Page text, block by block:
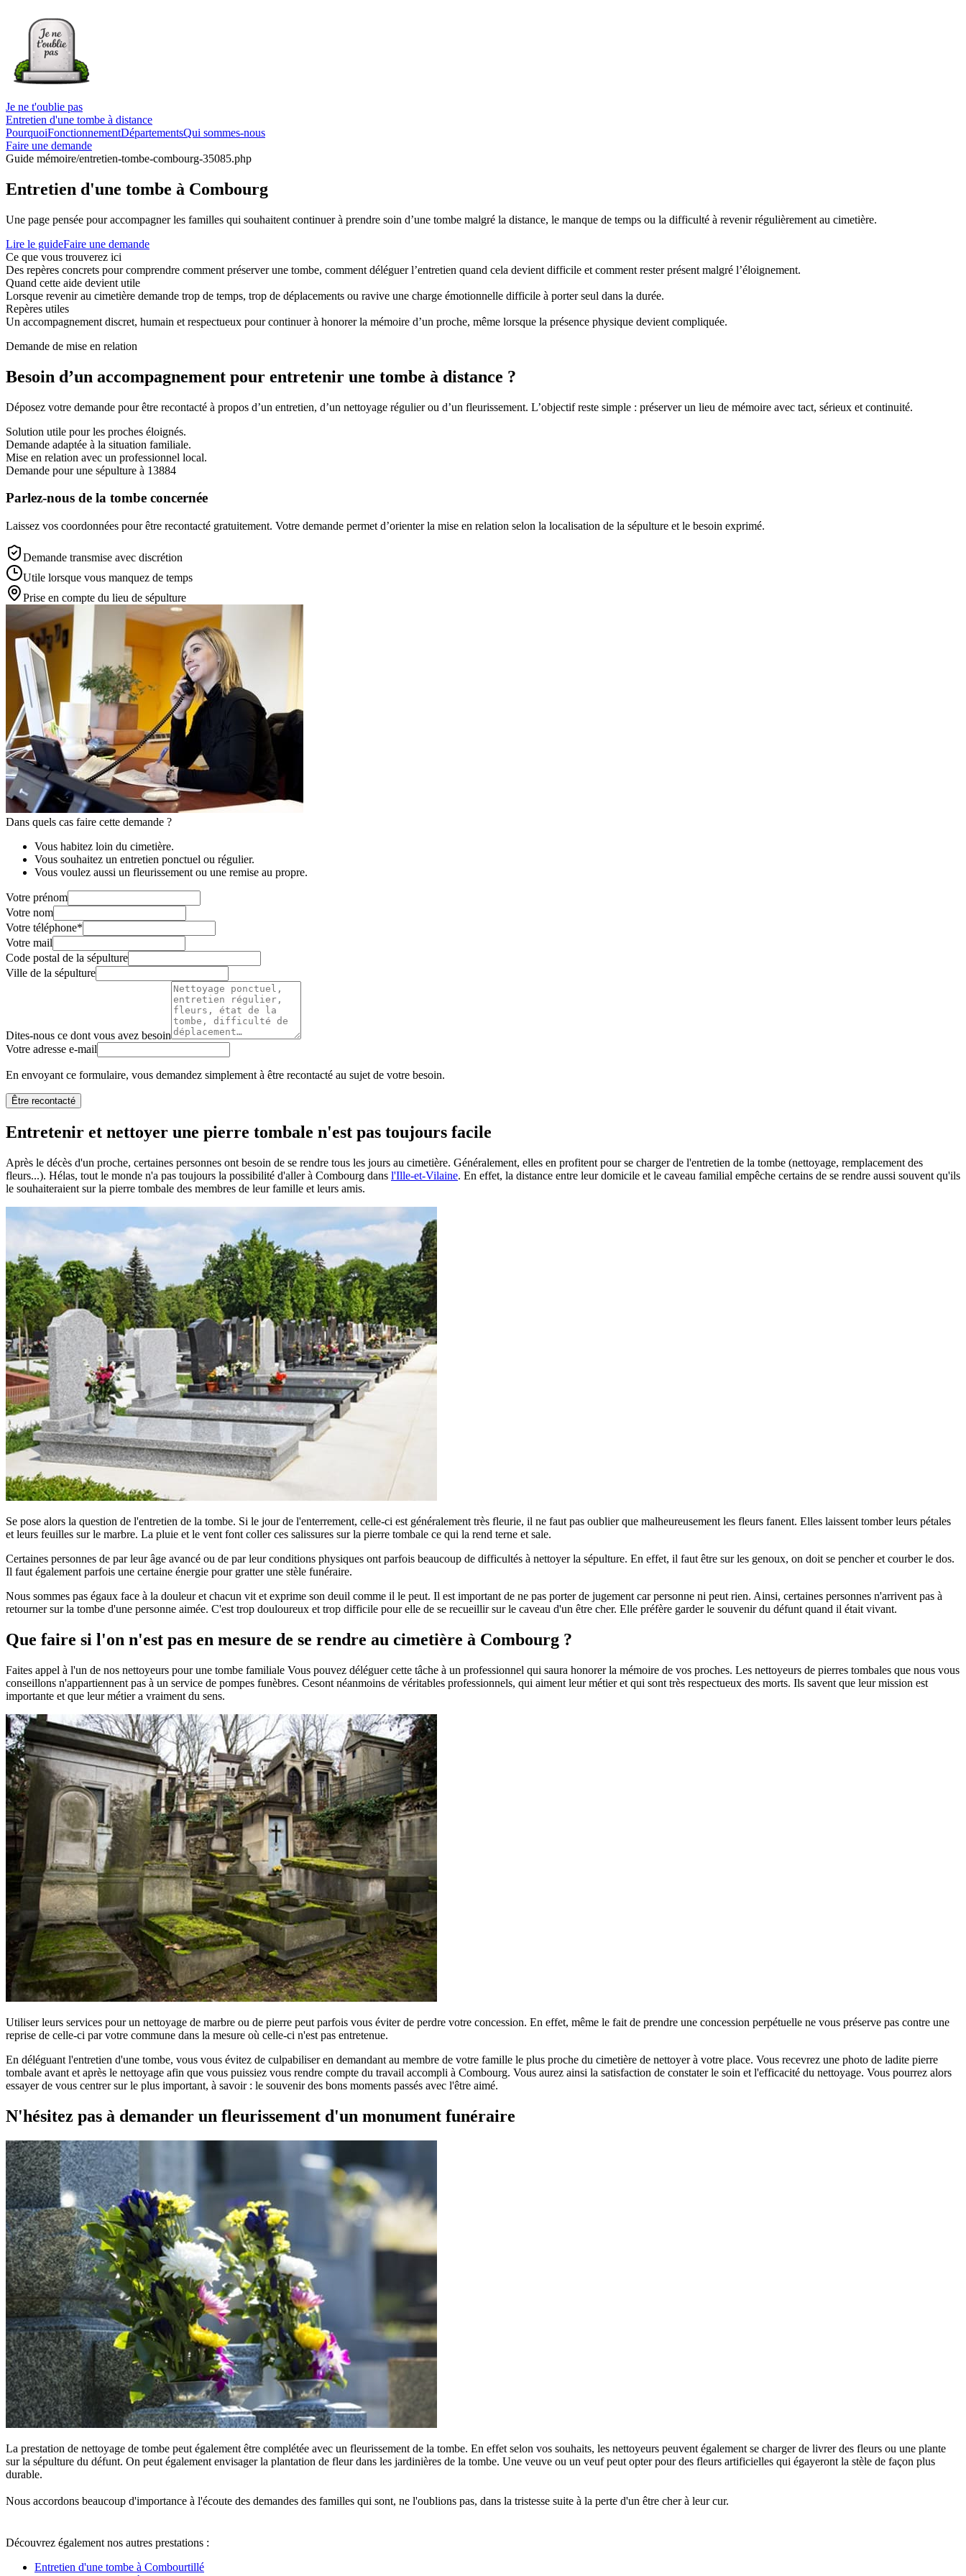
Je ne t'oublie pas
Entretien d'une tombe à distance
PourquoiFonctionnementDépartementsQui sommes-nous
Faire une demande
Guide mémoire/entretien-tombe-combourg-35085.php
Entretien d'une tombe à Combourg
Une page pensée pour accompagner les familles qui souhaitent continuer à prendre soin d’une tombe malgré la distance, le manque de temps ou la difficulté à revenir régulièrement au cimetière.
Lire le guideFaire une demande
Ce que vous trouverez ici
Des repères concrets pour comprendre comment préserver une tombe, comment déléguer l’entretien quand cela devient difficile et comment rester présent malgré l’éloignement.
Quand cette aide devient utile
Lorsque revenir au cimetière demande trop de temps, trop de déplacements ou ravive une charge émotionnelle difficile à porter seul dans la durée.
Repères utiles
Un accompagnement discret, humain et respectueux pour continuer à honorer la mémoire d’un proche, même lorsque la présence physique devient compliquée.
Demande de mise en relation
Besoin d’un accompagnement pour entretenir une tombe à distance ?
Déposez votre demande pour être recontacté à propos d’un entretien, d’un nettoyage régulier ou d’un fleurissement. L’objectif reste simple : préserver un lieu de mémoire avec tact, sérieux et continuité.
Solution utile pour les proches éloignés.
Demande adaptée à la situation familiale.
Mise en relation avec un professionnel local.
Demande pour une sépulture à 13884
Parlez-nous de la tombe concernée
Laissez vos coordonnées pour être recontacté gratuitement. Votre demande permet d’orienter la mise en relation selon la localisation de la sépulture et le besoin exprimé.
Demande transmise avec discrétion
Utile lorsque vous manquez de temps
Prise en compte du lieu de sépulture
Dans quels cas faire cette demande ?
Vous habitez loin du cimetière.
Vous souhaitez un entretien ponctuel ou régulier.
Vous voulez aussi un fleurissement ou une remise au propre.
Votre prénom
Votre nom
Votre téléphone*
Votre mail
Code postal de la sépulture
Ville de la sépulture
Dites-nous ce dont vous avez besoin
Votre adresse e-mail
En envoyant ce formulaire, vous demandez simplement à être recontacté au sujet de votre besoin.
Être recontacté
Entretenir et nettoyer une pierre tombale n'est pas toujours facile
Après le décès d'un proche, certaines personnes ont besoin de se rendre tous les jours au cimetière. Généralement, elles en profitent pour se charger de l'entretien de la tombe (nettoyage, remplacement des
fleurs...). Hélas, tout le monde n'a pas toujours la possibilité d'aller à Combourg dans l'Ille-et-Vilaine. En effet, la distance entre leur domicile et le caveau familial empêche certains de se rendre aussi souvent qu'ils
le souhaiteraient sur la pierre tombale des membres de leur famille et leurs amis.
Se pose alors la question de l'entretien de la tombe. Si le jour de l'enterrement, celle-ci est généralement très fleurie, il ne faut pas oublier que malheureusement les fleurs fanent. Elles laissent tomber leurs pétales
et leurs feuilles sur le marbre. La pluie et le vent font coller ces salissures sur la pierre tombale ce qui la rend terne et sale.
Certaines personnes de par leur âge avancé ou de par leur conditions physiques ont parfois beaucoup de difficultés à nettoyer la sépulture. En effet, il faut être sur les genoux, on doit se pencher et courber le dos.
Il faut également parfois une certaine énergie pour gratter une stèle funéraire.
Nous sommes pas égaux face à la douleur et chacun vit et exprime son deuil comme il le peut. Il est important de ne pas porter de jugement car personne ni peut rien. Ainsi, certaines personnes n'arrivent pas à
retourner sur la tombe d'une personne aimée. C'est trop douloureux et trop difficile pour elle de se recueillir sur le caveau d'un être cher. Elle préfère garder le souvenir du défunt quand il était vivant.
Que faire si l'on n'est pas en mesure de se rendre au cimetière à Combourg ?
Faites appel à l'un de nos nettoyeurs pour une tombe familiale Vous pouvez déléguer cette tâche à un professionnel qui saura honorer la mémoire de vos proches. Les nettoyeurs de pierres tombales que nous vous
conseillons n'appartiennent pas à un service de pompes funèbres. Cesont néanmoins de véritables professionnels, qui aiment leur métier et qui sont très respectueux des morts. Ils savent que leur mission est
importante et que leur métier a vraiment du sens.
Utiliser leurs services pour un nettoyage de marbre ou de pierre peut parfois vous éviter de perdre votre concession. En effet, même le fait de prendre une concession perpétuelle ne vous préserve pas contre une
reprise de celle-ci par votre commune dans la mesure où celle-ci n'est pas entretenue.
En déléguant l'entretien d'une tombe, vous vous évitez de culpabiliser en demandant au membre de votre famille le plus proche du cimetière de nettoyer à votre place. Vous recevrez une photo de ladite pierre
tombale avant et après le nettoyage afin que vous puissiez vous rendre compte du travail accompli à Combourg. Vous aurez ainsi la satisfaction de constater le soin et l'efficacité du nettoyage. Vous pourrez alors
essayer de vous centrer sur le plus important, à savoir : le souvenir des bons moments passés avec l'être aimé.
N'hésitez pas à demander un fleurissement d'un monument funéraire
La prestation de nettoyage de tombe peut également être complétée avec un fleurissement de la tombe. En effet selon vos souhaits, les nettoyeurs peuvent également se charger de livrer des fleurs ou une plante
sur la sépulture du défunt. On peut également envisager la plantation de fleur dans les jardinières de la tombe. Une veuve ou un veuf peut opter pour des fleurs artificielles qui égayeront la stèle de façon plus
durable.
Nous accordons beaucoup d'importance à l'écoute des demandes des familles qui sont, ne l'oublions pas, dans la tristesse suite à la perte d'un être cher à leur cur.
Découvrez également nos autres prestations :
Entretien d'une tombe à Combourtillé